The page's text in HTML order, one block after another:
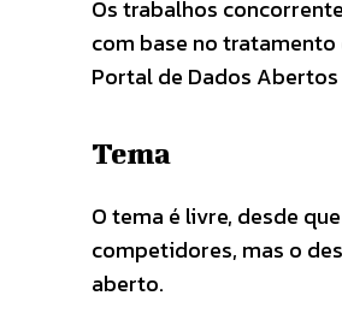
Os trabalhos
com base no
Portal de Dados
Tema
O tema é livre, desde
competidores, mas o
aberto.